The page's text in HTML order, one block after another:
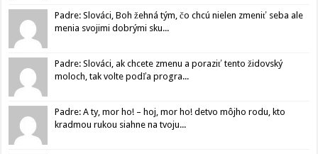
Padre: Slováci, Boh žehná tým, čo chcú nielen zmeniť seba ale
menia svojimi dobrými sku...
Padre: Slováci, ak chcete zmenu a poraziť tento židovský
moloch, tak volte podľa progra...
Padre: A ty, mor ho! – hoj, mor ho! detvo môjho rodu, kto
kradmou rukou siahne na tvoju...